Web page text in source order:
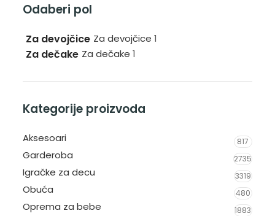
Odaberi pol
Za devojčice Za devojčice 1
Za dečake Za dečake 1
Kategorije proizvoda
Aksesoari 817
Garderoba 2735
Igračke za decu 3319
Obuća 480
Oprema za bebe 1883